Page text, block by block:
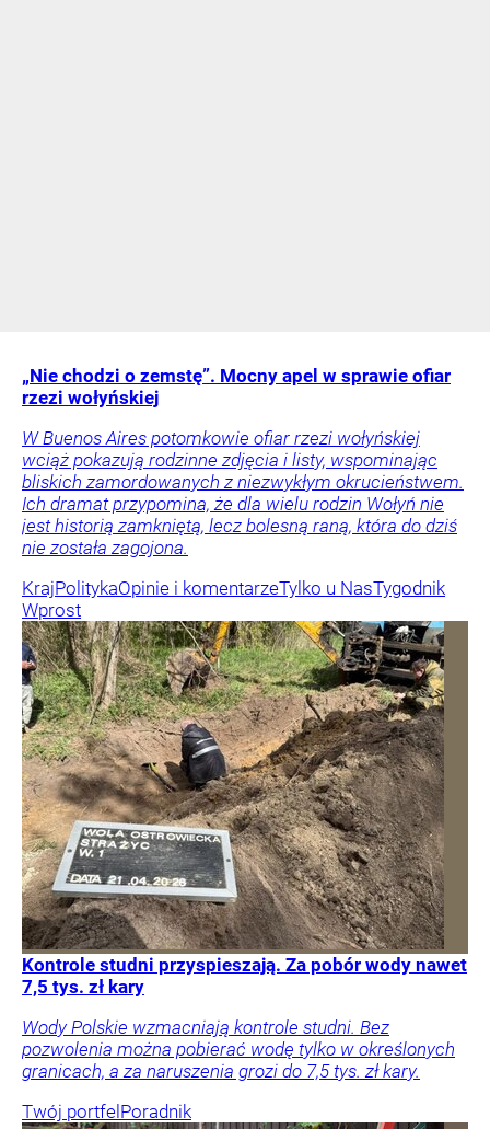
„Nie chodzi o zemstę”. Mocny apel w sprawie ofiar
rzezi wołyńskiej
W Buenos Aires potomkowie ofiar rzezi wołyńskiej
wciąż pokazują rodzinne zdjęcia i listy, wspominając
bliskich zamordowanych z niezwykłym okrucieństwem.
Ich dramat przypomina, że dla wielu rodzin Wołyń nie
jest historią zamkniętą, lecz bolesną raną, która do dziś
nie została zagojona.
KrajPolitykaOpinie i komentarzeTylko u NasTygodnik
Wprost
Kontrole studni przyspieszają. Za pobór wody nawet
7,5 tys. zł kary
Wody Polskie wzmacniają kontrole studni. Bez
pozwolenia można pobierać wodę tylko w określonych
granicach, a za naruszenia grozi do 7,5 tys. zł kary.
Twój portfel Poradnik